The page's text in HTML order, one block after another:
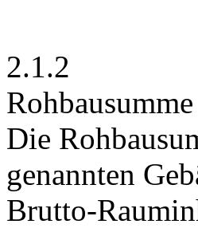
2.1.2
Rohbausumme
Die
genannten
Brutto-